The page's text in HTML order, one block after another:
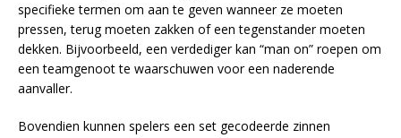
specifieke termen om aan te geven wanneer ze moeten
pressen, terug moeten zakken of een tegenstander moeten
dekken. Bijvoorbeeld, een verdediger kan “man on” roepen om
een teamgenoot te waarschuwen voor een naderende
aanvaller.
Bovendien kunnen spelers een set gecodeerde zinnen